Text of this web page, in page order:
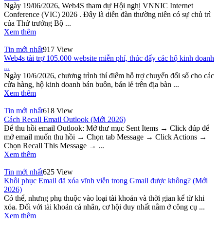
Ngày 19/06/2026, Web4S tham dự Hội nghị VNNIC Internet
Conference (VIC) 2026 . Đây là diễn đàn thường niên có sự chủ trì
của Thứ trưởng Bộ ...
Xem thêm
Tin mới nhất917 View
Web4s tài trợ 105.000 website miễn phí, thúc đẩy các hộ kinh doanh
...
Ngày 10/6/2026, chương trình thí điểm hỗ trợ chuyển đổi số cho các
cửa hàng, hộ kinh doanh bán buôn, bán lẻ trên địa bàn ...
Xem thêm
Tin mới nhất618 View
Cách Recall Email Outlook (Mới 2026)
Để thu hồi email Outlook: Mở thư mục Sent Items → Click đúp để
mở email muốn thu hồi → Chọn tab Message → Click Actions →
Chọn Recall This Message → ...
Xem thêm
Tin mới nhất625 View
Khôi phục Email đã xóa vĩnh viễn trong Gmail được không? (Mới
2026)
Có thể, nhưng phụ thuộc vào loại tài khoản và thời gian kể từ khi
xóa. Đối với tài khoản cá nhân, cơ hội duy nhất nằm ở công cụ ...
Xem thêm